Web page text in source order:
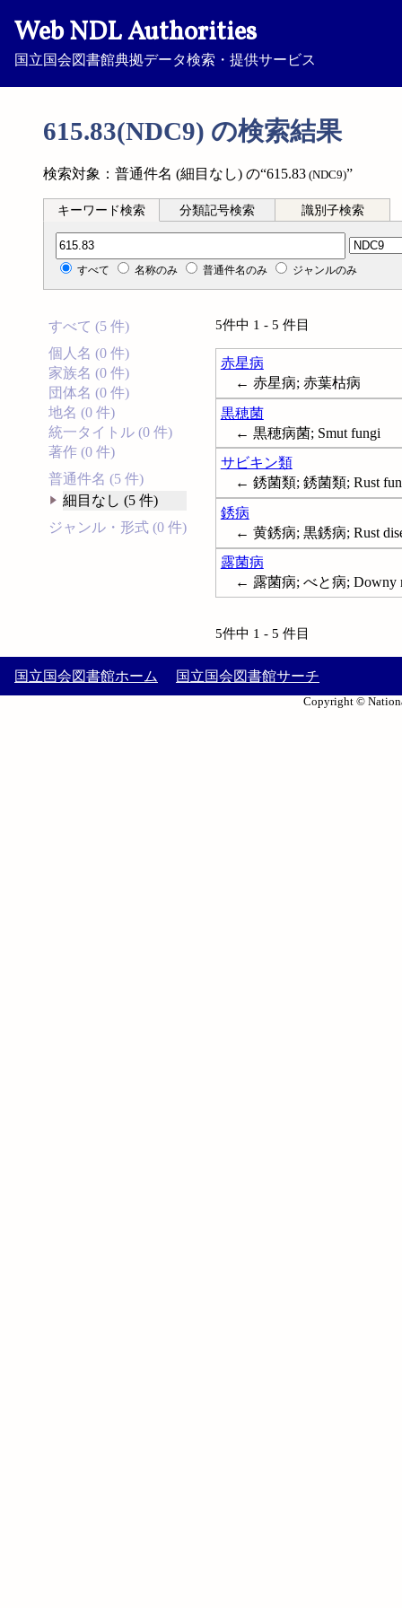
Web NDL Authorities
国立国会図書館典拠データ検索・提供サービス
615.83(NDC9) の検索結果
検索対象：普通件名 (細目なし) の“615.83 (NDC9)”
キーワード検索 分類記号検索 識別子検索
分類記号検索
すべて 名称のみ 普通件名のみ ジャンルのみ
すべて (5 件)
個人名 (0 件)
家族名 (0 件)
団体名 (0 件)
地名 (0 件)
統一タイトル (0 件)
著作 (0 件)
普通件名 (5 件)
細目なし (5 件)
ジャンル・形式 (0 件)
5件中 1 - 5 件目
赤星病
← 赤星病; 赤葉枯病
黒穂菌
← 黒穂病菌; Smut fungi
サビキン類
← 銹菌類; 銹菌類; Rust
銹病
← 黄銹病; 黒銹病; Rust
露菌病
← 露菌病; べと病; Downy
5件中 1 - 5 件目
国立国会図書館ホーム 国立国会図書館サーチ
Copyright ©